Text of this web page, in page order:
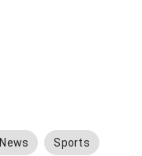
News Sports